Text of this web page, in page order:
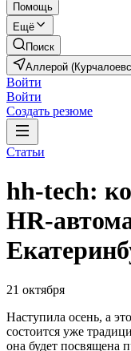
Помощь
Ещё
Поиск
Аллерой
Войти
Войти
Создать резюме
Статьи
hh-tech:
HR-
21 октября
Наступила осень, а
состоится уже
она будет посвящена